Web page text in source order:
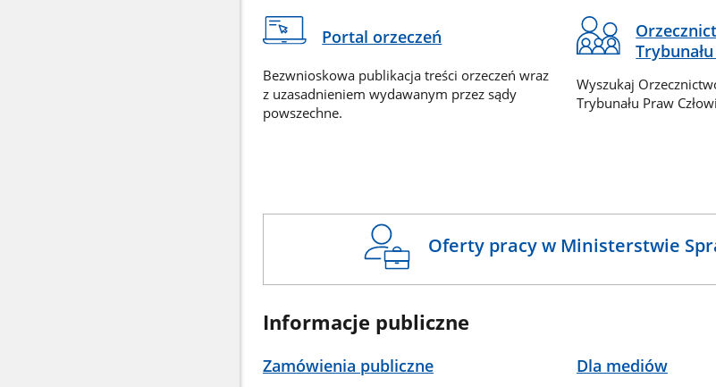
Portal orzeczeń
Bezwnioskowa publikacja treści orzeczeń wraz
z uzasadnieniem wydawanym przez sądy
powszechne.
Wyszukaj
Trybunału Praw
Oferty pracy w Ministerstwie
Informacje publiczne
Zamówienia publiczne Dla mediów